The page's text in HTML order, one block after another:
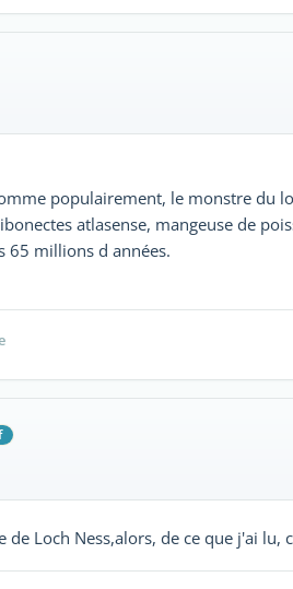
populairement, le monstre du
atlasense, mangeuse de
65 millions d années.
de Loch Ness,alors, de ce que j'ai lu,